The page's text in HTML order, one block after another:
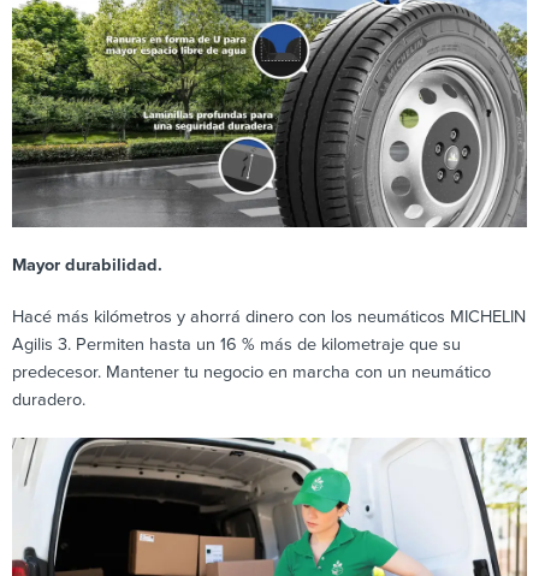
Mayor durabilidad.
Hacé más kilómetros y ahorrá dinero con los neumáticos MICHELIN
Agilis 3. Permiten hasta un 16 % más de kilometraje que su
predecesor. Mantener tu negocio en marcha con un neumático
duradero.